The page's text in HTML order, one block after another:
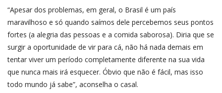
“Apesar dos problemas, em geral, o Brasil é um país
maravilhoso e só quando saímos dele percebemos seus pontos
fortes (a alegria das pessoas e a comida saborosa). Diria que se
surgir a oportunidade de vir para cá, não há nada demais em
tentar viver um período completamente diferente na sua vida
que nunca mais irá esquecer. Óbvio que não é fácil, mas isso
todo mundo já sabe”, aconselha o casal.